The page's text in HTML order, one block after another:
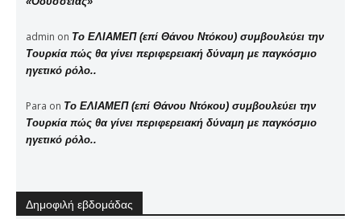
admin on Το ΕΛΙΑΜΕΠ (επί Θάνου Ντόκου) συμβουλεύει την
Τουρκία πώς θα γίνει περιφερειακή δύναμη με παγκόσμιο
ηγετικό ρόλο..
Para on Το ΕΛΙΑΜΕΠ (επί Θάνου Ντόκου) συμβουλεύει την
Τουρκία πώς θα γίνει περιφερειακή δύναμη με παγκόσμιο
ηγετικό ρόλο..
Δημοφιλή εβδομάδας